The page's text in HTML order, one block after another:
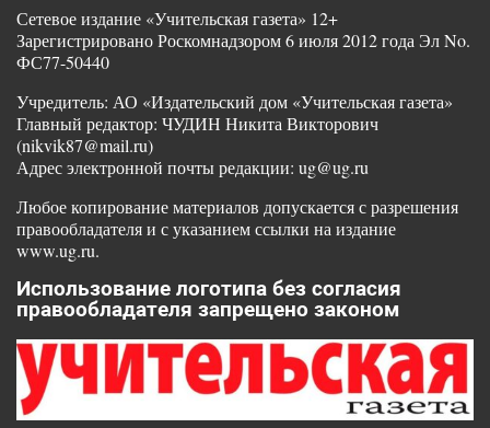
Сетевое издание «Учительская газета» 12+
Зарегистрировано Роскомнадзором 6 июля 2012 года Эл No.
ФС77-50440
Учредитель: АО «Издательский дом «Учительская газета»
Главный редактор: ЧУДИН Никита Викторович
(nikvik87@mail.ru)
Адрес электронной почты редакции: ug@ug.ru
Любое копирование материалов допускается с разрешения
правообладателя и с указанием ссылки на издание
www.ug.ru.
Использование логотипа без согласия
правообладателя запрещено законом